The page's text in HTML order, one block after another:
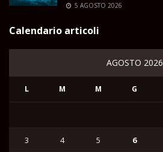
5 AGOSTO 2026
Calendario articoli
AGOSTO 2026
L M M G
3 4 5 6